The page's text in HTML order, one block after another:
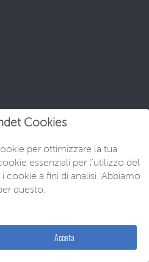
Cookies
per ottimizzare la tua
essenziali per l'utilizzo del
cookie a fini di analisi. Abbiamo
questo.
Acceta